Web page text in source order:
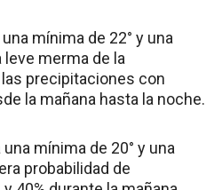
mínima de 22° y una
leve merma de la
precipitaciones con
la mañana hasta la noche.
mínima de 20° y una
probabilidad de